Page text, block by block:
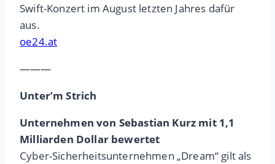
Swift-Konzert im August letzten Jahres dafür
aus.
oe24.at
———
Unter’m Strich
Unternehmen von Sebastian Kurz mit 1,1
Milliarden Dollar bewertet
Cyber-Sicherheitsunternehmen „Dream“ gilt als